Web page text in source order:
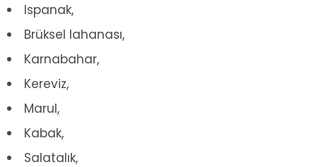
Ispanak,
Brüksel lahanası,
Karnabahar,
Kereviz,
Marul,
Kabak,
Salatalık,